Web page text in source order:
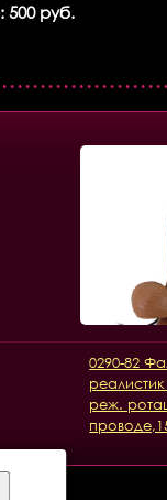
500 руб.
0290-82
реж.